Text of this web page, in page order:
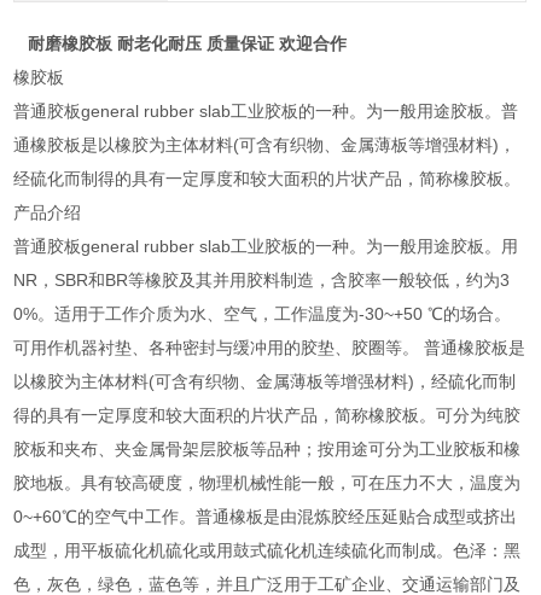
耐磨橡胶板 耐老化耐压 质量保证 欢迎合作
橡胶板
普通胶板general rubber slab工业胶板的一种。为一般用途胶板。普
通橡胶板是以橡胶为主体材料(可含有织物、金属薄板等增强材料)，
经硫化而制得的具有一定厚度和较大面积的片状产品，简称橡胶板。
产品介绍
普通胶板general rubber slab工业胶板的一种。为一般用途胶板。用
NR，SBR和BR等橡胶及其并用胶料制造，含胶率一般较低，约为3
0%。适用于工作介质为水、空气，工作温度为-30~+50 ℃的场合。
可用作机器衬垫、各种密封与缓冲用的胶垫、胶圈等。 普通橡胶板是
以橡胶为主体材料(可含有织物、金属薄板等增强材料)，经硫化而制
得的具有一定厚度和较大面积的片状产品，简称橡胶板。可分为纯胶
胶板和夹布、夹金属骨架层胶板等品种；按用途可分为工业胶板和橡
胶地板。具有较高硬度，物理机械性能一般，可在压力不大，温度为
0~+60℃的空气中工作。普通橡板是由混炼胶经压延贴合成型或挤出
成型，用平板硫化机硫化或用鼓式硫化机连续硫化而制成。色泽：黑
色，灰色，绿色，蓝色等，并且广泛用于工矿企业、交通运输部门及